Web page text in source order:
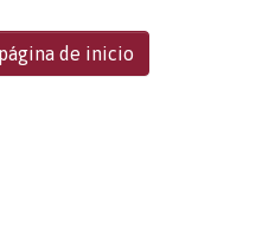
de inicio